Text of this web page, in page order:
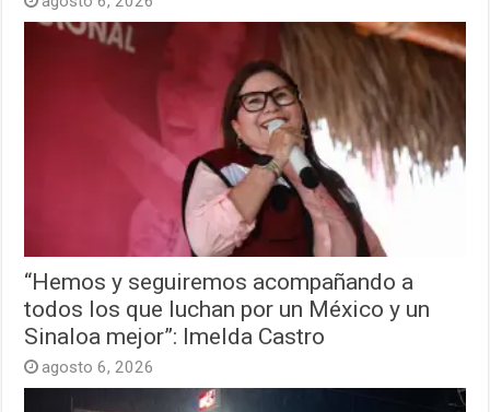
“Hemos y seguiremos acompañando a
todos los que luchan por un México y un
Sinaloa mejor”: Imelda Castro
agosto 6, 2026